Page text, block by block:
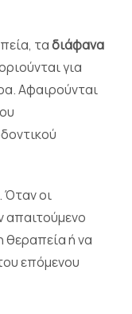
ταδιάφανα
για
Αφαιρούνται
Όταν οι
απαιτούμενο
θεραπεία ή να
επόμενου